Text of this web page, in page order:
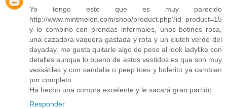
Yo tengo este que es muy parecido
http://www.mintmelon.com/shop/product.php?id_product=15
y lo combino con prendas informales, unos botines rosa,
una cazadora vaquera gastada y rota y un clutch verde del
dayaday. me gusta quitarle algo de peso al look ladylike con
detalles aunque lo bueno de estos vestidos es que son muy
vessátiles y con sandalia o peep toes y bolerito ya cambian
por completo.
Ha hecho una compra excelente y le sacará gran partido.
Responder